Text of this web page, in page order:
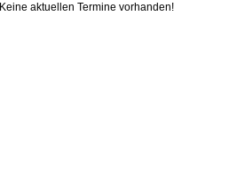
Keine aktuellen Termine vorhanden!